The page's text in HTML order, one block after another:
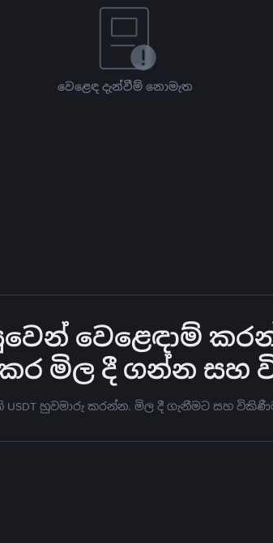
වෙළෙඳ දැන්වීම් නොමැත
වෙළෙඳාම්
කර මිල දී ගන්න
USDT හුවමාරු කරන්න. මිල දී ගැනීමට සහ